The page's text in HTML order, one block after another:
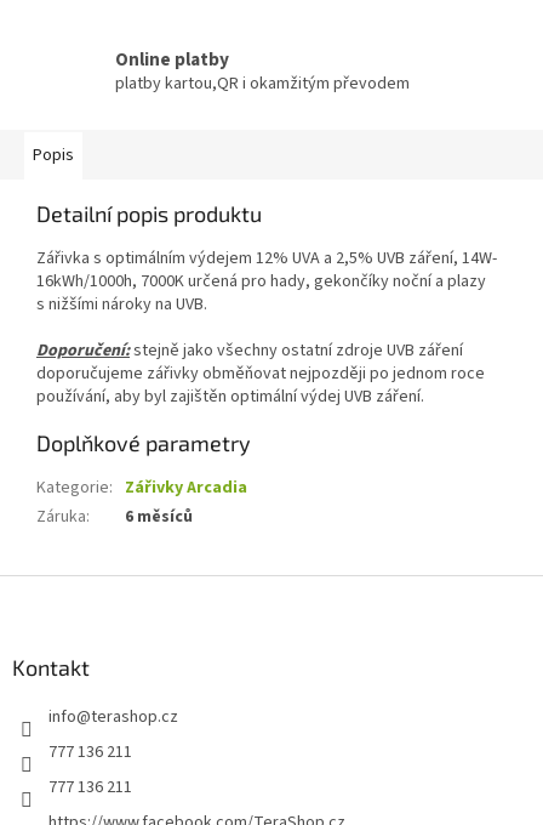
Online platby
platby kartou,QR i okamžitým převodem
Popis
Detailní popis produktu
Zářivka s optimálním výdejem 12% UVA a 2,5% UVB záření, 14W-
16kWh/1000h, 7000K určená pro hady, gekončíky noční a plazy
s nižšími nároky na UVB.
Doporučení:stej­ně jako všechny ostatní zdroje UVB záření
doporučujeme zářivky obměňovat nejpozději po jednom roce
používání, aby byl zajištěn optimální výdej UVB záření.
Doplňkové parametry
Kategorie: Zářivky Arcadia
Záruka: 6 měsíců
Kontakt
info@terashop.cz
777 136 211
777 136 211